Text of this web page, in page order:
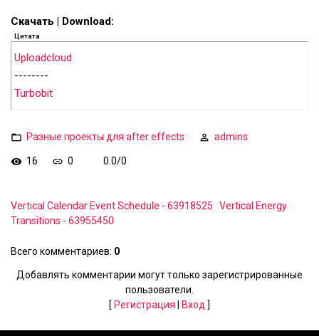
Скачать | Download:
Цитата
Uploadcloud
--------
Turbobit
Разные проекты для after effects admins
16 0 0.0/0
Vertical Calendar Event Schedule - 63918525
Vertical Energy
Transitions - 63955450
Всего комментариев: 0
Добавлять комментарии могут только зарегистрированные
пользователи.
[ Регистрация Вход ]